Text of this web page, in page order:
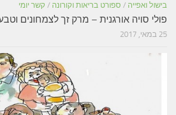
בישול ואפייה / ספורט בריאות וקורונה / קשר יומי
פולי סויה אורגנית – מרק זך לצמחונים
25 במאי, 2017